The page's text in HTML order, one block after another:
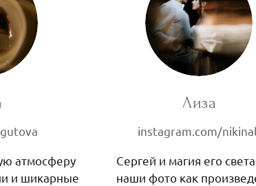
атмосферу
и шикарные
Лиза
instagram.com/
Сергей и магия его
наши фото как